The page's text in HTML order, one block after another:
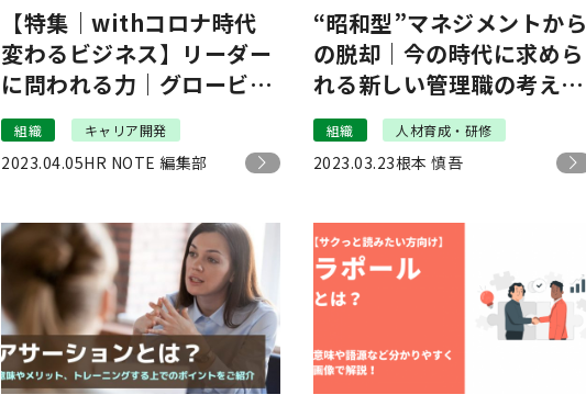
【特集｜withコロナ時代
変わるビジネス】リーダー
に問われる力｜グロービス
教員オピニオン
組織 キャリア開発
2023.04.05HR NOTE 編集部
“昭和型”マネジメントから
の脱却｜今の時代に求めら
れる新しい管理職の考え方
と、変わらない重要な役割
組織 人材育成・研修
2023.03.23根本 慎吾